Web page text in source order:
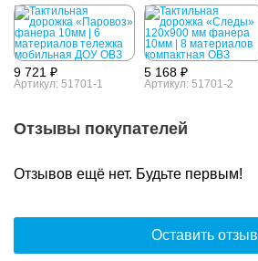
9 721 ₽
Артикул: 51701-1
5 168 ₽
Артикул: 51701-2
Отзывы покупателей
Отзывов ещё нет. Будьте первым!
Оставить отзыв